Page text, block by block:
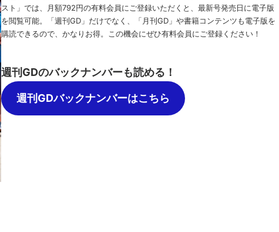
スト」では、月額792円の有料会員にご登録いただくと、最新号発売日に電子版
を閲覧可能。「週刊GD」だけでなく、「月刊GD」や書籍コンテンツも電子版を
購読できるので、かなりお得。この機会にぜひ有料会員にご登録ください！
週刊GDのバックナンバーも読める！
週刊GDバックナンバーはこちら